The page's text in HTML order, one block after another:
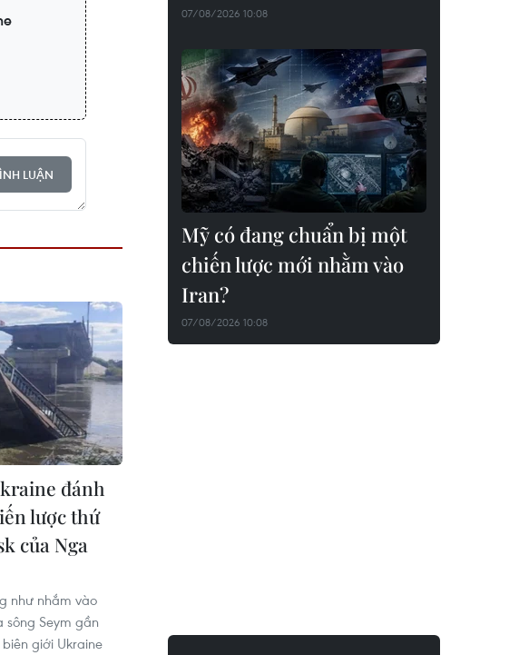
LUẬN
đánh
lược thứ
của Nga
như nhắm vào
sông Seym gần
giới Ukraine
07/08/2026 10:08
Mỹ có đang chuẩn bị một
chiến lược mới nhằm vào
Iran?
07/08/2026 10:08